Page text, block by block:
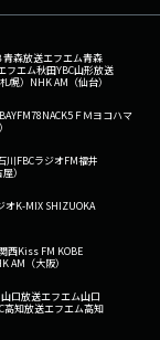
青森放送エフエム青森
フエム秋田YBC山形放送
幌） NHK AM（仙台）
BAYFM78NACK5 ＦＭヨコハマ
川FBCラジオFM福井
）
オK-MIX SHIZUOKA
西Kiss FM KOBE
AM（大阪）
口放送エフエム山口
高知放送エフエム高知